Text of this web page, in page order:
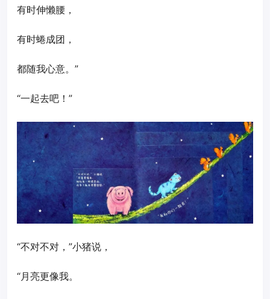
有时伸懒腰，
有时蜷成团，
都随我心意。”
“一起去吧！”
“不对不对，”小猪说，
“月亮更像我。